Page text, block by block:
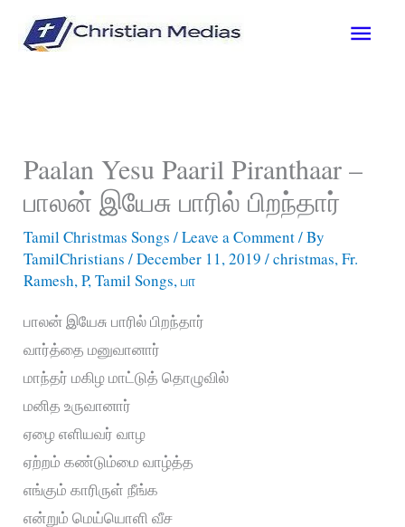
Main
Paalan Yesu Paaril Piranthaar –
பாலன் இயேசு பாரில் பிறந்தார்
Tamil Christmas Songs /Leave a Comment/ By
TamilChristians/December 11, 2019/christmas,Fr.
Ramesh,P,Tamil Songs,பா
பாலன் இயேசு பாரில் பிறந்தார்
வார்த்தை மனுவானார்
மாந்தர் மகிழ மாட்டுத் தொழுவில்
மனித உருவானார்
ஏழை எளியவர் வாழ
ஏற்றம் கண்டும்மை வாழ்த்த
எங்கும் காரிருள் நீங்க
என்றும் மெய்யொளி வீச